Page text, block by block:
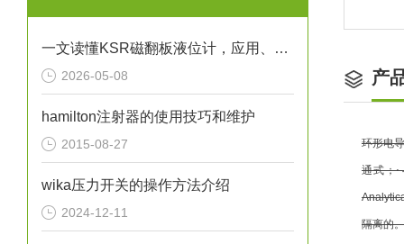
一文读懂KSR磁翻板液位计，应用、操作与养护
2026-05-08
hamilton注射器的使用技巧和维护
2015-08-27
wika压力开关的操作方法介绍
2024-12-11
产
环形电
通式；
隔离的